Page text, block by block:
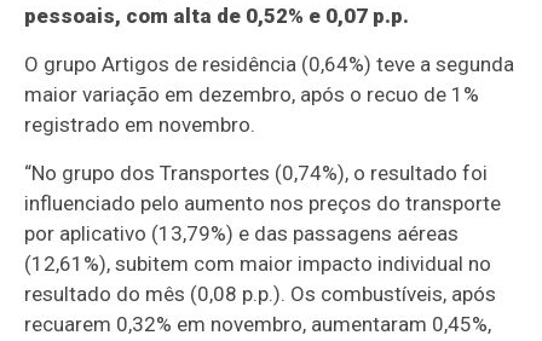
pessoais, com alta de 0,52% e 0,07 p.p.
O grupo Artigos de residência (0,64%) teve a segunda
maior variação em dezembro, após o recuo de 1%
registrado em novembro.
“No grupo dos Transportes (0,74%), o resultado foi
influenciado pelo aumento nos preços do transporte
por aplicativo (13,79%) e das passagens aéreas
(12,61%), subitem com maior impacto individual no
resultado do mês (0,08 p.p.). Os combustíveis, após
recuarem 0,32% em novembro, aumentaram 0,45%,